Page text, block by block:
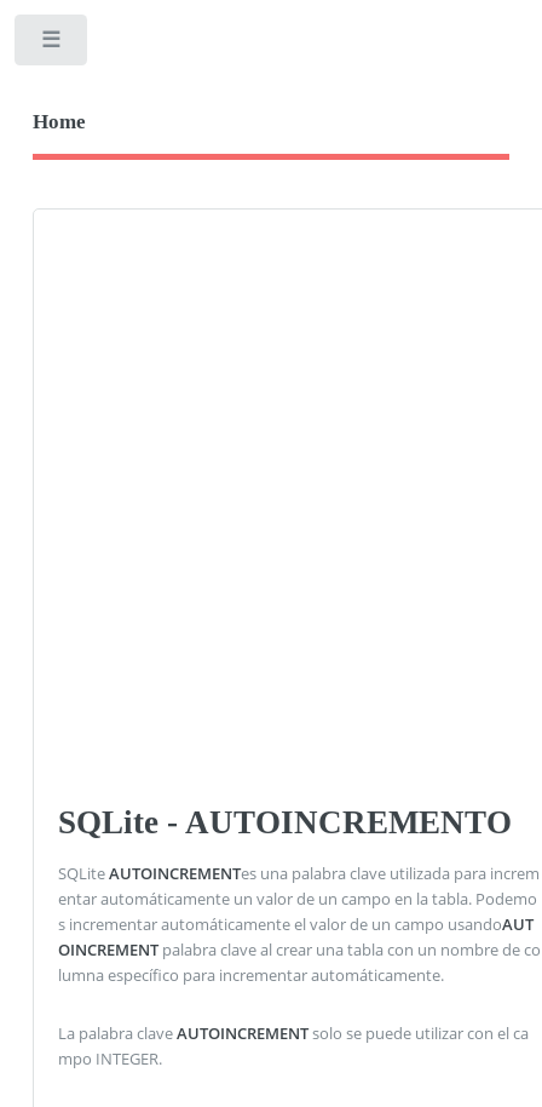
Home
SQLite - AUTOINCREMENTO
SQLiteAUTOINCREMENTes una palabra clave utilizada para increm
entar automáticamente un valor de un campo en la tabla. Podemo
s incrementar automáticamente el valor de un campo usandoAUT
OINCREMENTpalabra clave al crear una tabla con un nombre de co
lumna específico para incrementar automáticamente.
La palabra claveAUTOINCREMENTsolo se puede utilizar con el ca
mpo INTEGER.